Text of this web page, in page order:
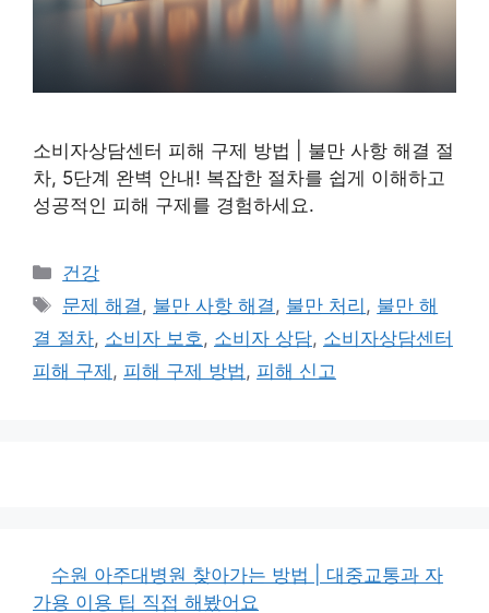
소비자상담센터 피해 구제 방법 | 불만 사항 해결 절
차, 5단계 완벽 안내! 복잡한 절차를 쉽게 이해하고
성공적인 피해 구제를 경험하세요.
카
테
리
건강
태
그
문제 해결 , 불만 사항 해결 , 불만 처리 , 불만 해
결 절차, 소비자 보호 , 소비자 상담, 소비자상담센터
피해 구제 , 피해 구제 방법 , 피해 신고
수원 아주대병원 찾아가는 방법 | 대중교통과 자
가용 이용 팁 직접 해봤어요